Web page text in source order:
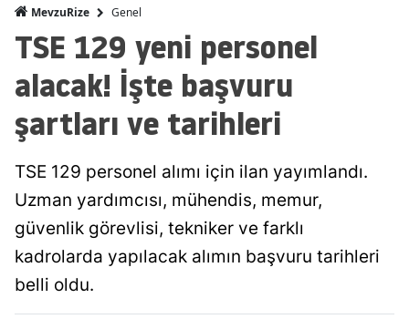
MevzuRize Genel
TSE 129 yeni personel
alacak! İşte başvuru
şartları ve tarihleri
TSE 129 personel alımı için ilan yayımlandı.
Uzman yardımcısı, mühendis, memur,
güvenlik görevlisi, tekniker ve farklı
kadrolarda yapılacak alımın başvuru tarihleri
belli oldu.